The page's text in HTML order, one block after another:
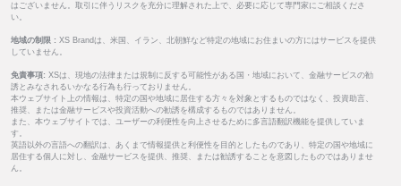
はございません。取引に伴うリスクを充分に理解された上で、必要に応じて専門家にご相談くださ
い。
地域の制限 : XS Brandは、米国、イラン、北朝鮮など特定の地域にお住まいの方にはサービスを提供
していません。
免責事項: XSは、現地の法律または規制に反する可能性がある国・地域において、金融サービスの勧
誘とみなされるいかなる行為も行っておりません。
本ウェブサイト上の情報は、特定の国や地域に居住する方々を対象とするものではなく、投資助言、
推奨、または金融サービスや投資活動への勧誘を構成するものではありません。
また、本ウェブサイトでは、ユーザーの利便性を向上させるために多言語翻訳機能を提供していま
す。
英語以外の言語への翻訳は、あくまで情報提供と利便性を目的としたものであり、特定の国や地域に
居住する個人に対し、金融サービスを提供、推奨、または勧誘することを意図したものではありませ
ん。